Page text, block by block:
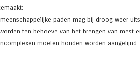
paden mag bij droog weer
ten behoeve van het brengen van mest
moeten honden worden aangelijnd.